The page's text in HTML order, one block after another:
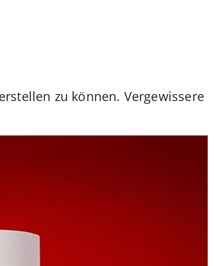
zu können. Vergewissere